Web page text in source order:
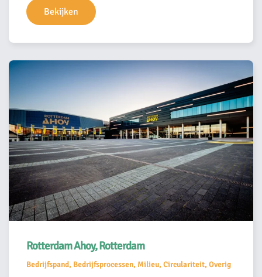
Bekijken
Rotterdam Ahoy, Rotterdam
Bedrijfspand, Bedrijfsprocessen, Milieu, Circulariteit, Overig